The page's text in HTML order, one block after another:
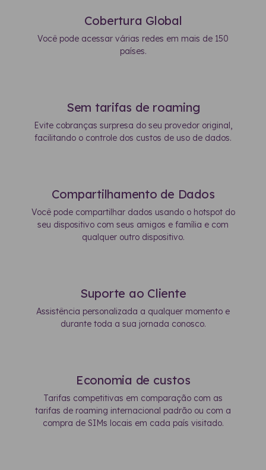
Cobertura Global
Você pode acessar várias redes em mais de 150
países.
Sem tarifas de roaming
Evite cobranças surpresa do seu provedor original,
facilitando o controle dos custos de uso de dados.
Compartilhamento de Dados
Você pode compartilhar dados usando o hotspot do
seu dispositivo com seus amigos e família e com
qualquer outro dispositivo.
Suporte ao Cliente
Assistência personalizada a qualquer momento e
durante toda a sua jornada conosco.
Economia de custos
Tarifas competitivas em comparação com as
tarifas de roaming internacional padrão ou com a
compra de SIMs locais em cada país visitado.